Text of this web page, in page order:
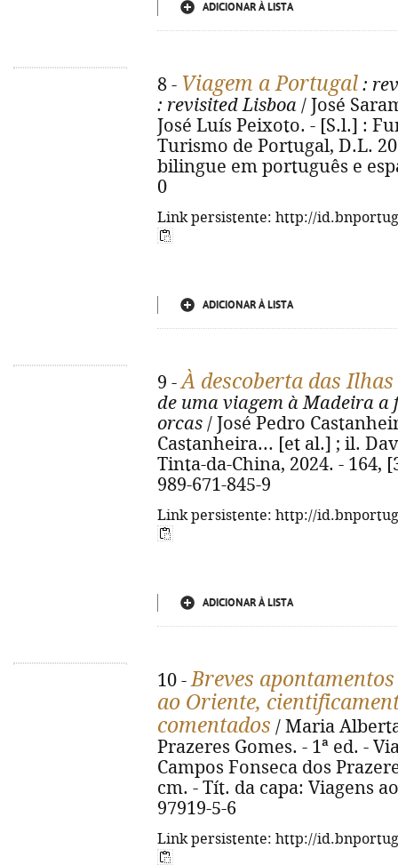
ADICIONAR À LISTA
8 - Viagem a Portugal :
: revisited Lisboa / José
José Luís Peixoto. - [S.l.] :
Turismo de Portugal, D.L.
bilingue em português e
0
Link persistente: http://
ADICIONAR À LISTA
9 -À descoberta das Ilhas
de uma viagem à Madeira a
orcas / José Pedro
Castanheira... [et al.] ; il.
Tinta-da-China, 2024. - 164,
989-671-845-9
Link persistente: http://
ADICIONAR À LISTA
10 -Breves
ao Oriente,
comentados / Maria
Prazeres Gomes. - 1ª ed. -
Campos Fonseca dos
cm. - Tít. da capa: Viagens
97919-5-6
Link persistente: http://